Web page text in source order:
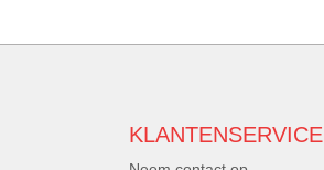
KLANTENSERVICE